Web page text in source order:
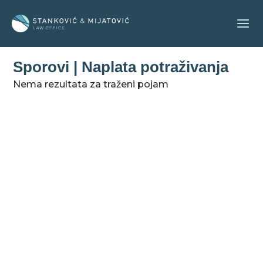
Sporovi | Naplata potraživanja
Nema rezultata za traženi pojam